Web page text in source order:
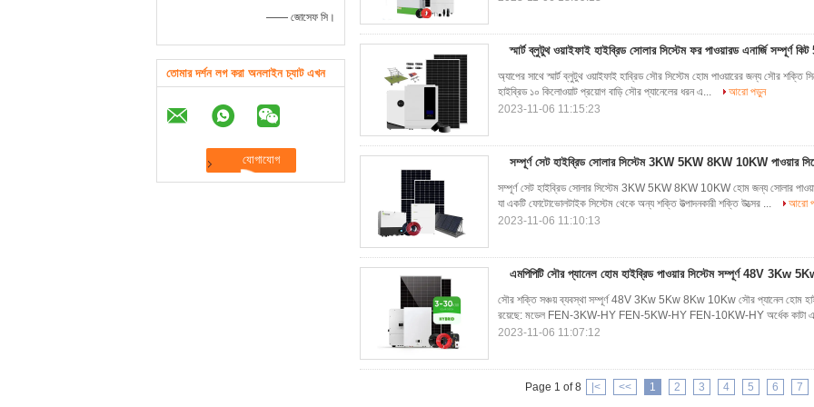
—— জোসেফ সি।
তোমার দর্শন লগ করা অনলাইন চ্যাট এখন
স্মার্ট ব্লুটুথ ওয়াইফাই হাইব্রিড সোলার সিস্টেম ফর পাওয়ারড এনার্জি সম্পূর্ণ
অ্যাপের সাথে স্মার্ট ব্লুটুথ ওয়াইফাই হাব্রিড সৌর সিস্টেম হোম পাওয়ারের জন্য সৌর
হাইব্রিড ১০ কিলোওয়াট প্রয়োগ বাড়ি সৌর প্যানেলের ধরন এ...
আরো পড়ুন
2023-11-06 11:15:23
সম্পূর্ণ সেট হাইব্রিড সোলার সিস্টেম 3KW 5KW 8KW 10KW পাওয়ার
সম্পূর্ণ সেট হাইব্রিড সোলার সিস্টেম 3KW 5KW 8KW 10KW হোম জন্য সোলার পাওয়ার
যা একটি ফোটোভোলটাইক সিস্টেম থেকে অন্য শক্তি উত্পাদনকারী শক্তি উত্সের ...
আরো
2023-11-06 11:10:13
এমপিপিটি সৌর প্যানেল হোম হাইব্রিড পাওয়ার সিস্টেম সম্পূর্ণ 48V 3Kw
সৌর শক্তি সঞ্চয় ব্যবস্থা সম্পূর্ণ 48V 3Kw 5Kw 8Kw 10Kw সৌর প্যানেল হোম
রয়েছে: মডেল FEN-3KW-HY FEN-5KW-HY FEN-10KW-HY অর্ধেক কাটা
2023-11-06 11:07:12
Page 1 of 8 |< << 1 2 3 4 5 6 7